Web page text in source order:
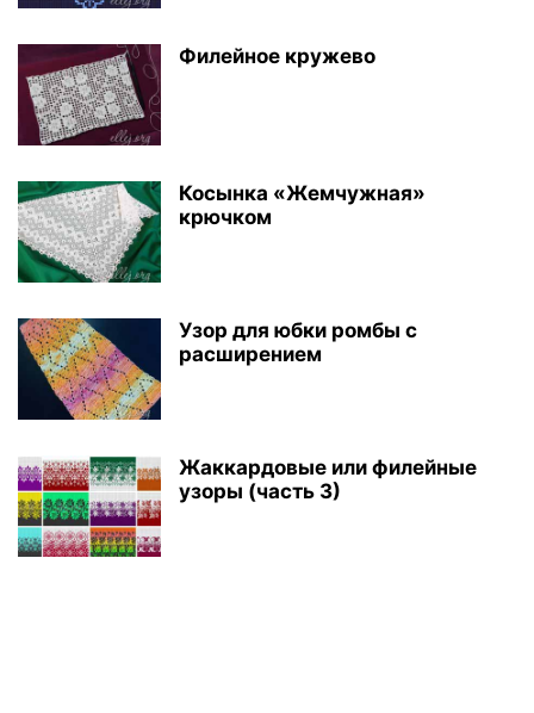
Филейное кружево
Косынка «Жемчужная»
крючком
Узор для юбки ромбы с
расширением
Жаккардовые или филейные
узоры (часть 3)